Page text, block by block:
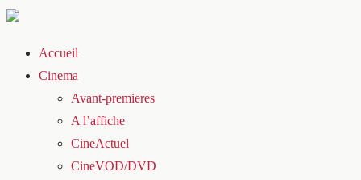
Accueil
Cinema
Avant-premieres
A l’affiche
CineActuel
CineVOD/DVD